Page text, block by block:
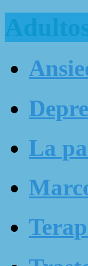
Adultos
La